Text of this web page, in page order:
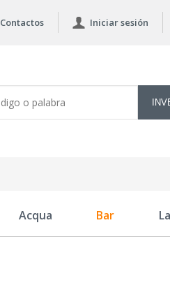
Contactos Iniciar sesión
Acqua Bar